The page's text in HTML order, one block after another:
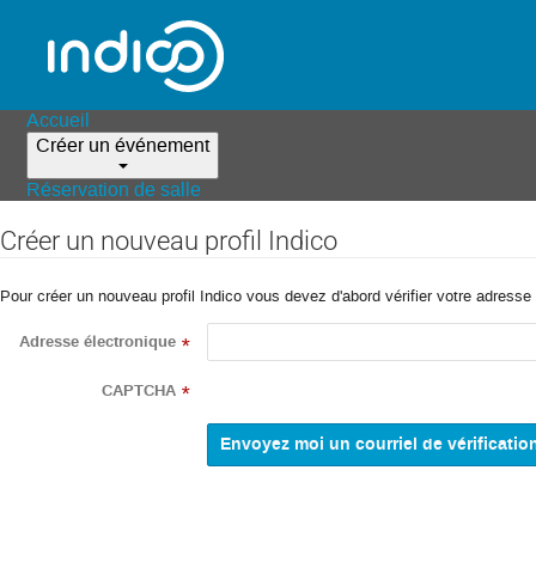
Accueil
Créer un événement
Réservation de salle
Créer un nouveau profil Indico
Pour créer un nouveau profil Indico vous devez d'abord vérifier votre
Adresse électronique *
CAPTCHA *